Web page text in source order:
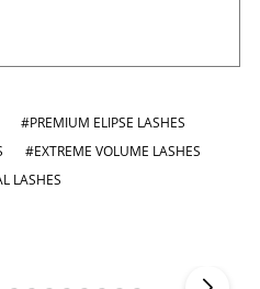
#PREMIUM ELIPSE LASHES
#EXTREME VOLUME LASHES
LASHES